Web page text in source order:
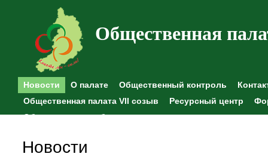
Общественная
Новости О палате Общественный контроль
Общественная палата VII созыв
Ресурсный центр
Общественные наблюдения
Новости